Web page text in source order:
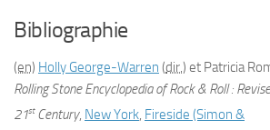
Bibliographie
(en) Holly George-Warren (dir.) et Patricia
Rolling Stone Encyclopedia of Rock & Roll :
21stCentury, New York, Fireside (Simon &